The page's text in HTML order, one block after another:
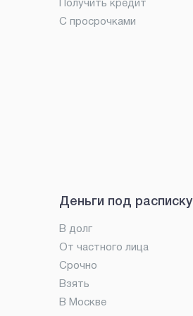
Получить кредит
С просрочками
Деньги под расписку
В долг
От частного лица
Срочно
Взять
В Москве